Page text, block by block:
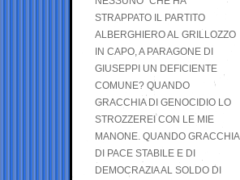
STRAPPATO IL PARTITO
ALBERGHIERO AL GRILLOZZO
IN CAPO, A PARAGONE DI
GIUSEPPI UN DEFICIENTE
COMUNE? QUANDO
GRACCHIA DI GENOCIDIO LO
STROZZEREI CON LE MIE
MANONE. QUANDO GRACCHIA
DI PACE STABILE E DI
DEMOCRAZIA AL SOLDO DI